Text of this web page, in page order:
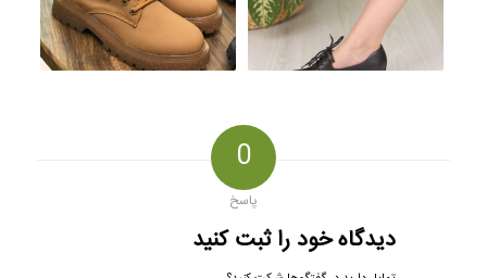
0
پاسخ
دیدگاه خود را ثبت کنید